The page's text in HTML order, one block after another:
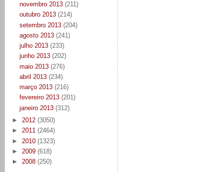
novembro 2013 (211)
outubro 2013 (214)
setembro 2013 (204)
agosto 2013 (241)
julho 2013 (233)
junho 2013 (202)
maio 2013 (276)
abril 2013 (234)
março 2013 (216)
fevereiro 2013 (201)
janeiro 2013 (312)
► 2012 (3050)
► 2011 (2464)
► 2010 (1323)
► 2009 (618)
► 2008 (250)